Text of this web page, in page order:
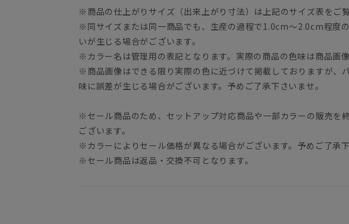
※商品の仕上がりサイズ（出来上がり寸法）は上記のサイズ表をご覧
※同サイズまたは同一商品でも、生産の過程で1.0cm～2.0cm程度
いが生じる場合がございます。
※カラー名は管理用の表記となります。実際の商品の色味は商品画像
※商品画像はできる限り実際の色に近づけて掲載しておりますが、
味に誤差が生じる場合がございます。予めご了承下さいませ。
※セール商品のため、セットアップ対応商品や一部カラーの販売を
ございます。
※カラーによりセール価格が異なる場合がございます。予めご了承下
※セール商品は返品・交換不可となります。